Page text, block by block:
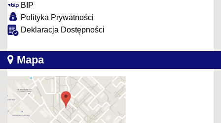
BIP
Polityka Prywatności
Deklaracja Dostępności
Mapa